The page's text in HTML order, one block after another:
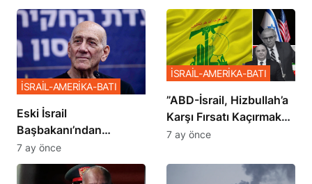
Eski İsrail
Başbakanı’ndan
Netanyahu’ya Ağır
Sözler
İSRAİL-AMERİKA-BATI
7 ay önce
​​​​​​​”ABD-İsrail, Hizbullah’a
Karşı Fırsatı Kaçırmak
İstemiyor”
İSRAİL-AMERİKA-BATI
7 ay önce